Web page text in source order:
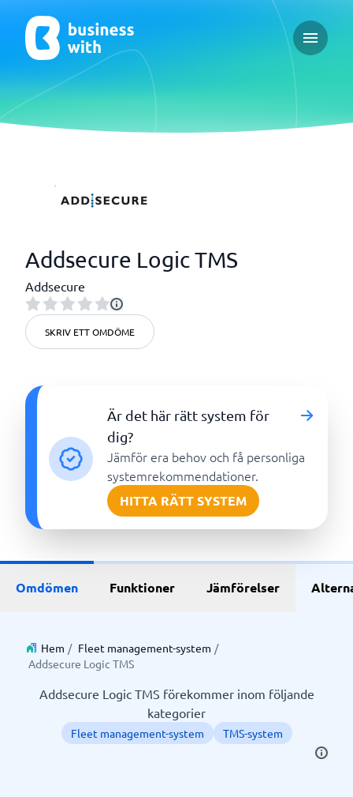
Open
Addsecure Logic TMS
Addsecure
SKRIV ETT OMDÖME
Är det här rätt system för
dig?
Jämför era behov och få personliga
systemrekommendationer.
HITTA RÄTT SYSTEM
Omdömen Funktioner Jämförelser
Hem / Fleet management-system /
Addsecure Logic TMS
Addsecure Logic TMS förekommer inom följande
kategorier
Fleet management-system TMS-system